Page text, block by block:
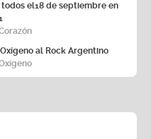
todos el18 de septiembre en
al Rock Argentino